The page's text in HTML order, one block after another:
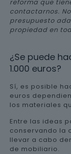
reforma que
contactarnos.
presupuesto
propiedad en
¿Se puede
1.000 euros?
Sí, es posible
euros
los materiales
Entre las ideas
conservando la
llevar a cabo
de mobiliario.